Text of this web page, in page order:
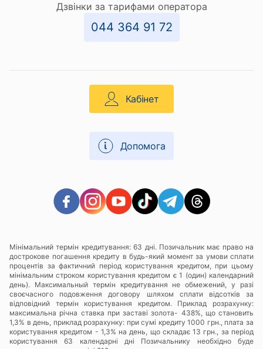
Дзвінки за тарифами оператора
044 364 91 72
Кабінет
Допомога
Мінімальний термін кредитування: 63 дні. Позичальник має право на
дострокове погашення кредиту в будь-який момент за умови сплати
процентів за фактичний період користування кредитом, при цьому
мінімальним строком користування кредитом є 1 (один) календарний
день). Максимальный термін кредитування не обмежений, у разі
своєчасного подовження договору шляхом сплати відсотків за
відповідний термін користування кредитом. Приклад розрахунку:
максимальна річна ставка при заставі золота- 438%, що становить
1,3% в день, приклад розрахунку: при сумі кредиту 1000 грн., плата за
користування кредитом - 1,3% на день, що складає 13 грн., за період
користування 63 календарні дні Позичальнику необхідно буде